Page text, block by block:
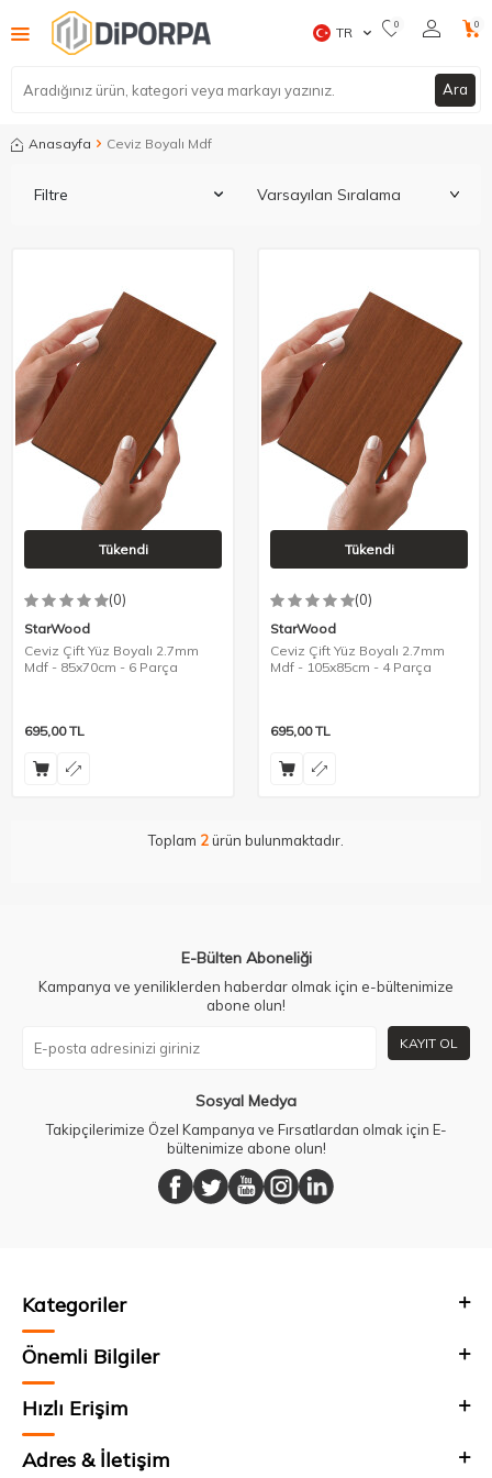
Ara
TR 0 0
Anasayfa Ceviz Boyalı Mdf
Filtre
Tükendi
(0)
StarWood
Ceviz Çift Yüz Boyalı 2.7mm
Mdf - 85x70cm - 6 Parça
695,00TL
Tükendi
(0)
StarWood
Ceviz Çift Yüz Boyalı 2.7mm
Mdf - 105x85cm - 4 Parça
695,00TL
Toplam 2ürün bulunmaktadır.
E-Bülten Aboneliği
Kampanya ve yeniliklerden haberdar olmak için e-bültenimize
abone olun!
KAYIT OL
Sosyal Medya
Takipçilerimize Özel Kampanya ve Fırsatlardan olmak için E-
bültenimize abone olun!
Kategoriler
Önemli Bilgiler
Hızlı Erişim
Adres & İletişim